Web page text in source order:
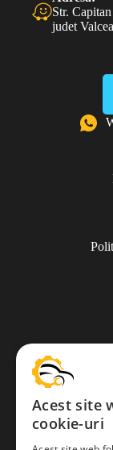
Str.
judet Valcea
Acest site
cookie-uri